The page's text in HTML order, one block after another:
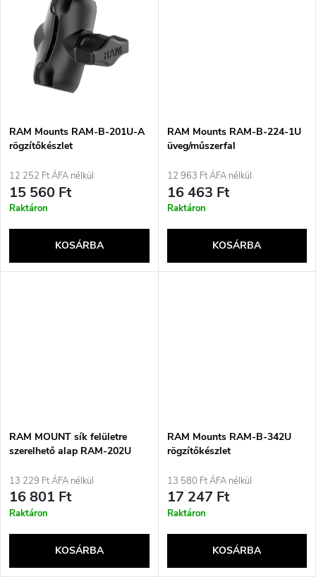
é
s
e
j
a
RAM Mounts RAM-B-201U-A
rögzítőkészlet
12 252 Ft ÁFA nélkül
15 560 Ft
Raktáron
KOSÁRBA
RAM Mounts RAM-B-224-1U
üveg/műszerfal
12 963 Ft ÁFA nélkül
16 463 Ft
Raktáron
KOSÁRBA
RAM MOUNT sík felületre
szerelhető alap RAM-202U
13 229 Ft ÁFA nélkül
16 801 Ft
Raktáron
KOSÁRBA
RAM Mounts RAM-B-342U
rögzítőkészlet
13 580 Ft ÁFA nélkül
17 247 Ft
Raktáron
KOSÁRBA